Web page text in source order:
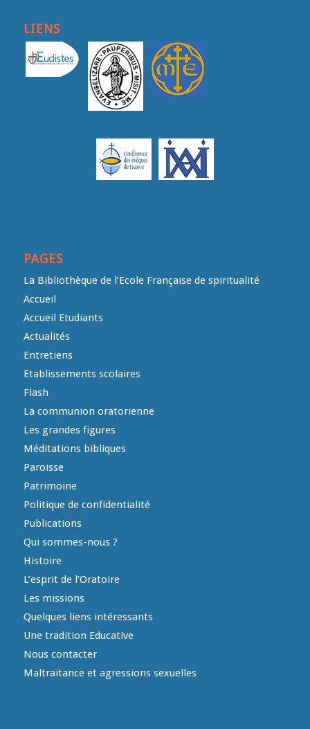
LIENS
PAGES
La Bibliothèque de l’Ecole Française de spiritualité
Accueil
Accueil Etudiants
Actualités
Entretiens
Etablissements scolaires
Flash
La communion oratorienne
Les grandes figures
Méditations bibliques
Paroisse
Patrimoine
Politique de confidentialité
Publications
Qui sommes-nous ?
Histoire
L’esprit de l’Oratoire
Les missions
Quelques liens intéressants
Une tradition Educative
Nous contacter
Maltraitance et agressions sexuelles